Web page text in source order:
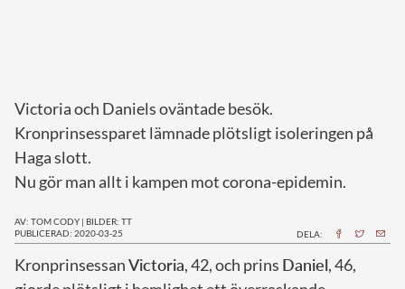
Victoria och Daniels oväntade besök.
Kronprinsessparet lämnade plötsligt isoleringen på
Haga slott.
Nu gör man allt i kampen mot corona-epidemin.
AV: TOM CODY | BILDER: TT
PUBLICERAD: 2020-03-25
DELA:
KronprinsessanVictoria, 42, och prins Daniel, 46,